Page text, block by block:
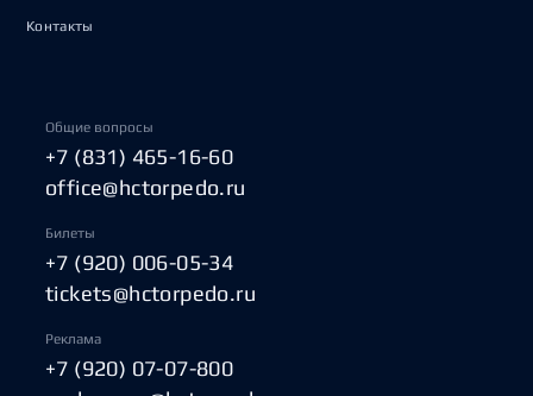
Контакты
Общие вопросы
+7 (831) 465-16-60
office@hctorpedo.ru
Билеты
+7 (920) 006-05-34
tickets@hctorpedo.ru
Реклама
+7 (920) 07-07-800